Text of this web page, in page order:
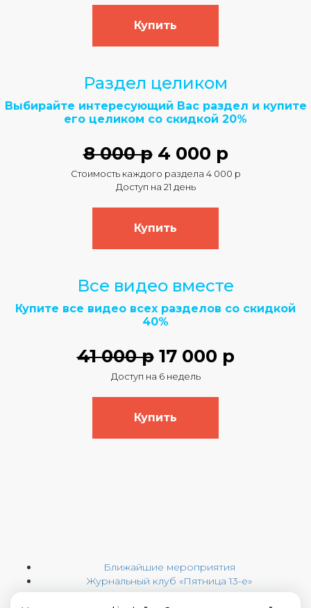
Купить
Раздел целиком
Выбирайте интересующий Вас раздел и купите
его целиком со скидкой 20%
8 000 р4 000 р
Стоимость каждого раздела 4 000 р
Доступ на 21 день
Купить
Все видео вместе
Купите все видео всех разделов со скидкой
40%
41 000 р17 000 р
Доступ на 6 недель
Купить
Ближайшие мероприятия
Журнальный клуб «Пятница 13-е»
Наши курсы